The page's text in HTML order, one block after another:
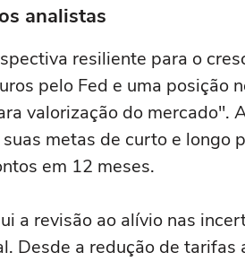
analistas
resiliente para o
pelo Fed e uma posição
valorização do mercado".
metas de curto e longo
em 12 meses.
a revisão ao alívio nas
Desde a redução de tarifas